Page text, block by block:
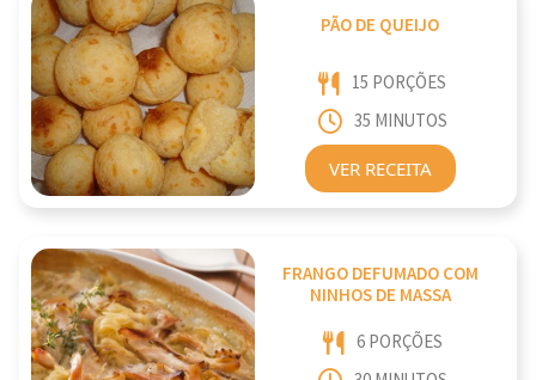
PÃO DE QUEIJO
15 PORÇÕES
35 MINUTOS
VER RECEITA
FRANGO DEFUMADO COM
NINHOS DE MASSA
6 PORÇÕES